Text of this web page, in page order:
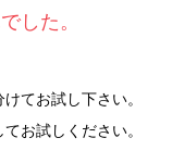
した。
てお試し下さい。
お試しください。